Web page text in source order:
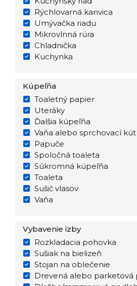
Rýchlovarná kanvica
Umývačka riadu
Mikrovlnná rúra
Chladnička
Kuchynka
Kúpeľňa
Toaletný papier
Uteráky
Ďalšia kúpeľňa
Vaňa alebo sprchovací kút
Papuče
Spoločná toaleta
Súkromná kúpeľňa
Toaleta
Sušič vlasov
Vaňa
Vybavenie izby
Rozkladacia pohovka
Sušiak na bielizeň
Stojan na oblečenie
Drevená alebo parketová